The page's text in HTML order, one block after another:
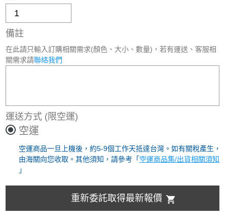
備註
在此請只輸入訂購相關需求(顏色、大小、數量)，若有運送、客服相
關需求請聯絡我們
運送方式 (限空運)
空運
空運商品一旦上機後，約5-9個工作天抵達台灣。如有關稅產生，
由海關向您收取。其他須知，請參考「 空運商品集/出貨相關須知
」
重新委託取得最新報價